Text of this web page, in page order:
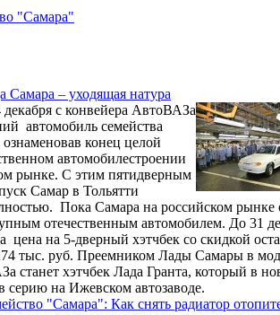
"Самара"
Самара – уходящая натура
с конвейера АвтоВАЗа
автомобиль семейства
конец целой
автомобилестроении
рынке. С этим пятидверным
Самар в Тольятти
Пока Самара на российском рынке
отечественным автомобилем. До 31
цена на 5-дверный хэтчбек со скидкой
тыс. руб. Преемником Лады Самары в
станет хэтчбек Лада Гранта, который в
серию на Ижевском автозаводе.
"Самара": Как снять радиатор